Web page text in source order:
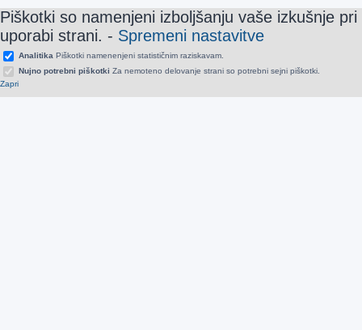
Piškotki so namenjeni izboljšanju vaše izkušnje pri
uporabi strani. - Spremeni nastavitve
Analitika Piškotki namenenjeni statističnim raziskavam.
Nujno potrebni piškotki Za nemoteno delovanje strani so potrebni sejni piškotki.
Zapri